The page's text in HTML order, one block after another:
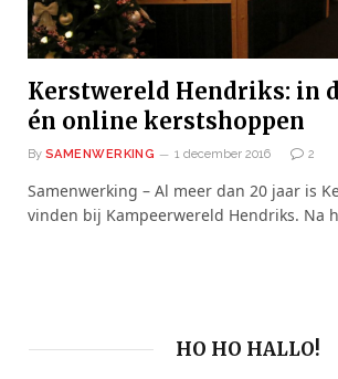
Kerstwereld Hendriks: in
én online kerstshoppen
By SAMENWERKING 1 december 2016 2
Samenwerking – Al meer dan 20 jaar is
vinden bij Kampeerwereld Hendriks. Na
HO HO HALLO!